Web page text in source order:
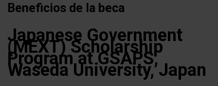
Beneficios de la beca
Japanese Government
(MEXT) Scholarship
Program at GSAPS,
Waseda University, Japan